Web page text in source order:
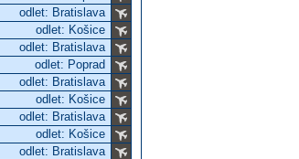
odlet: Bratislava
odlet: Košice
odlet: Bratislava
odlet: Poprad
odlet: Bratislava
odlet: Košice
odlet: Bratislava
odlet: Košice
odlet: Bratislava